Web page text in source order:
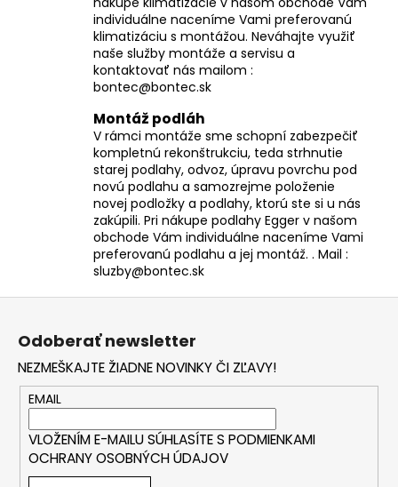
individuálne naceníme Vami preferovanú
klimatizáciu s montážou. Neváhajte využiť
naše služby montáže a servisu a
kontaktovať nás mailom :
bontec@bontec.sk
Montáž podláh
V rámci montáže sme schopní zabezpečiť
kompletnú rekonštrukciu, teda strhnutie
starej podlahy, odvoz, úpravu povrchu pod
novú podlahu a samozrejme položenie
novej podložky a podlahy, ktorú ste si u nás
zakúpili. Pri nákupe podlahy Egger v našom
obchode Vám individuálne naceníme Vami
preferovanú podlahu a jej montáž. . Mail :
sluzby@bontec.sk
Z
Odoberať newsletter
NEZMEŠKAJTE ŽIADNE NOVINKY ČI ZĽAVY!
EMAIL
VLOŽENÍM E-MAILU SÚHLASÍTE S PODMIENKAMI
OCHRANY OSOBNÝCH ÚDAJOV